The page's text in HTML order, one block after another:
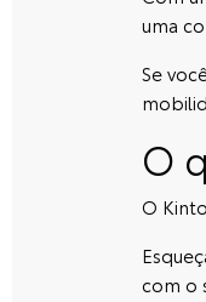
uma
Se
O
O
com o